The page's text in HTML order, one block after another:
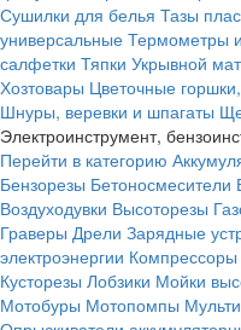
Сушилки для белья Тазы
универсальные Термометры
салфетки Тяпки Укрывной
Хозтовары Цветочные
Шнуры, веревки и шпагаты
Электроинструмент,
Перейти в категорию
Бензорезы Бетоносмесители
Воздуходувки Высоторезы
Граверы Дрели Зарядные
электроэнергии Компрессоры
Кусторезы Лобзики Мойки
Мотобуры Мотопомпы